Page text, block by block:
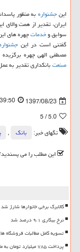
اینجشنوارهبه منظور
ایران، تقدیر از همت والای
سوابق وخدماتچهره های
گفتنی است در این
مصطفی الهی چهره برگزیده
صنعتبانكداری تقدیر به
1397/08/23
5.0
/ 5
تگهای خبر:
بانك ,
این مطلب را می
کالابرگ برخی خانوارها شارژ
نرخ بیکاری ۹،۱ درصد شد
تسویه کامل مطالبات فروشگاه
پرداخت ۷۸۵ میلیارد تومان به مادران مشمول کارت امید مهر